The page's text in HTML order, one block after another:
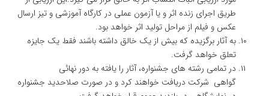
طریق اجرای زنده اثر و یا آزمون عملی در کارگاه آموزشی و تیز ارسال
عکس و فیلم از مراحل تولید اثر خواهد بود.
به آثار برگزیده که بیش از یک خالق داشته باشند فقط یک جایزه
تعلق خواهد گرفت.
در تمامی رشته های جشنواره، آثار را یافته به دور نهائی
گواهی شرکت دریافت خواهند کرد و در صورت صلاحدید جشنواره